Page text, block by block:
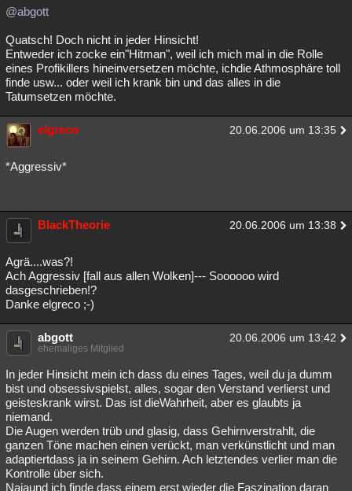
@abgott
Quatsch! Doch nicht in jeder Hinsicht!
Entweder ich zocke ein"Hitman", weil ich mich mal in die Rolle
eines Profikillers hineinversetzen möchte, ichdie Athmosphäre toll
finde usw... oder weil ich krank bin und das alles in die
Tatumsetzen möchte.
elgreco 20.06.2006 um 13:35
*Aggressiv*
BlackTheorie 20.06.2006 um 13:38
Agrä....was?!
Ach Aggressiv [fall aus allen Wolken]--- Soooooo wird
dasgeschrieben!?
Danke elgreco ;-)
abgott 20.06.2006 um 13:42
ehemaliges Mitglied
In jeder Hinsicht mein ich dass du eines Tages, weil du ja dumm
bist und obsessivspielst, alles, sogar den Verstand verlierst und
geisteskrank wirst. Das ist dieWahrheit, aber es glaubts ja
niemand.
Die Augen werden trüb und glasig, dass Gehirnverstrahlt, die
ganzen Töne machen einen verückt, man verkünstlicht und man
adaptiertdass ja in seinem Gehirn. Ach letztendes verlier man die
Kontrolle über sich.
Najaund ich finde dass einem erst wieder die Faszination daran